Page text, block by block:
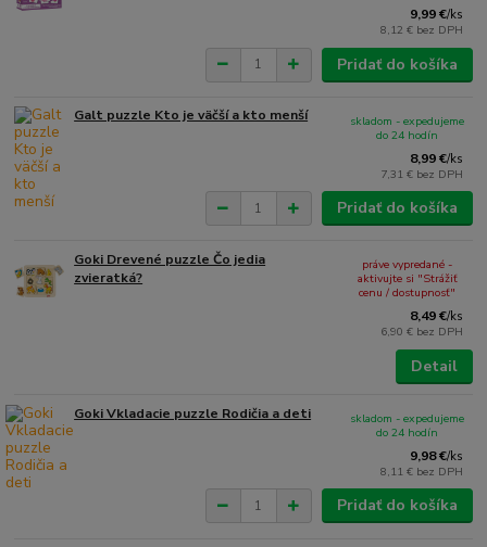
9,99 €/ks
8,12 € bez DPH
Pridať do košíka
Galt puzzle Kto je väčší a kto menší
8,99 €/ks
7,31 € bez DPH
skladom - expedujeme
do 24 hodín
Pridať do košíka
Goki Drevené puzzle Čo jedia
zvieratká?
8,49 €/ks
6,90 € bez DPH
práve vypredané -
aktivujte si "Strážiť
cenu / dostupnosť"
Detail
Goki Vkladacie puzzle Rodičia a deti
9,98 €/ks
8,11 € bez DPH
skladom - expedujeme
do 24 hodín
Pridať do košíka